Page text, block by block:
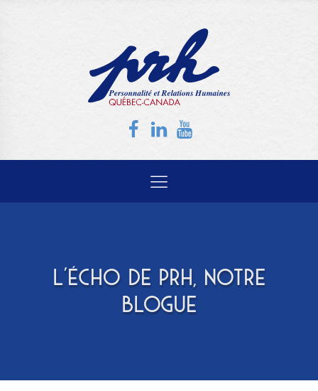
L'ÉCHO DE PRH, NOTRE
BLOGUE